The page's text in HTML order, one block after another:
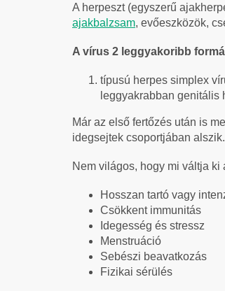
A herpeszt (egyszerű
ajakbalzsam, evőeszközök,
A vírus 2 leggyakoribb
típusú herpes simplex
leggyakrabban genitális
Már az első fertőzés után is
idegsejtek csoportjában
Nem világos, hogy mi váltja ki
Hosszan tartó vagy
Csökkent immunitás
Idegesség és stressz
Menstruáció
Sebészi beavatkozás
Fizikai sérülés